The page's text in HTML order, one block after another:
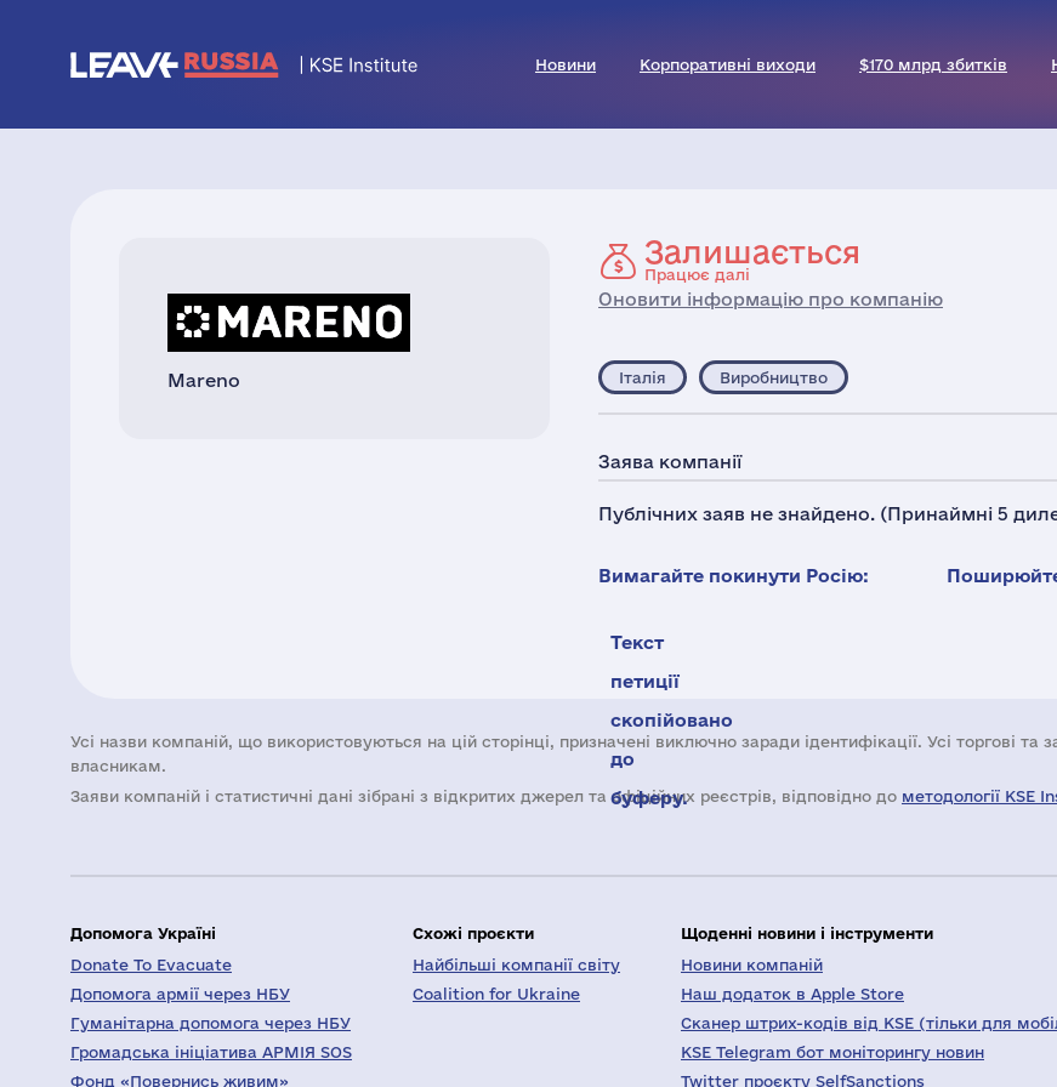
Новини Корпоративні виходи $170 млрд збитків
Mareno
Залишається
Працює далі
Оновити інформацію про компанію
Італія Виробництво
Заява компанії
Публічних заяв не знайдено. (Принаймні 5
Вимагайте покинути Росію:
Текст
петиції
скопійовано
до
буферу.
Поширюйте
Усі назви компаній, що використовуються на цій сторінці, призначені виключно заради ідентифікації. Усі торгові та
власникам.
Заяви компаній i статистичні дані зібрані з відкритих джерел та офіційних реєстрів, відповідно до методології KSE
Допомога Україні
Donate To Evacuate
Допомога армії через НБУ
Гуманітарна допомога через НБУ
Громадська ініціатива АРМІЯ SOS
Фонд «Повернись живим»
Схожі проєкти
Найбільші компанії світу
Coalition for Ukraine
Щоденні новини і інструменти
Новини компаній
Наш додаток в Apple Store
Сканер штрих-кодів від KSE (тільки для
KSE Telegram бот моніторингу новин
Twitter проєкту SelfSanctions